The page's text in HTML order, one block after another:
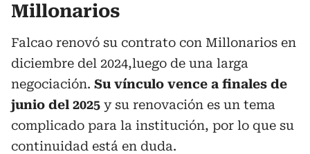
Millonarios
Falcao renovó su contrato con Millonarios en
diciembre del 2024,luego de una larga
negociación. Su vínculo vence a finales de
junio del 2025 y su renovación es un tema
complicado para la institución, por lo que su
continuidad está en duda.